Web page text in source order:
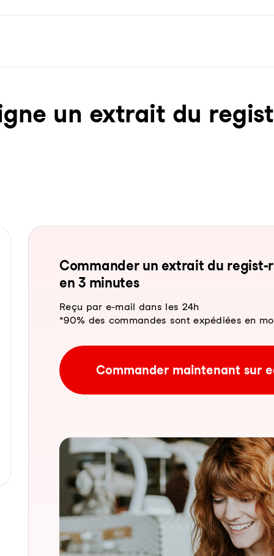
un ex­trait du
Com­man­der un ex­trait du re­gist-
en 3 mi­nu­tes
Reçu par e-mail dans les 24h
*90% des commandes sont expédiées en
Commander maintenant sur